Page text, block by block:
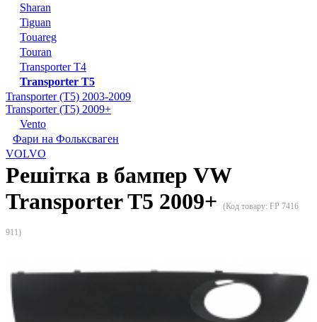
Sharan
Tiguan
Touareg
Touran
Transporter T4
Transporter T5
Transporter (T5) 2003-2009
Transporter (T5) 2009+
Vento
Фари на Фольксваген
VOLVO
Решітка в бампер VW
Transporter T5 2009+
(Код товару: FP 7416
911)